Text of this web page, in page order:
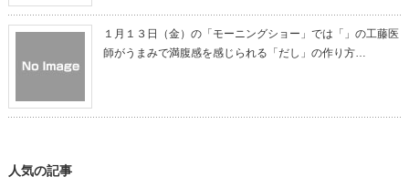
１月１３日（金）の「モーニングショー」では「」の工藤医
師がうまみで満腹感を感じられる「だし」の作り方…
人気の記事